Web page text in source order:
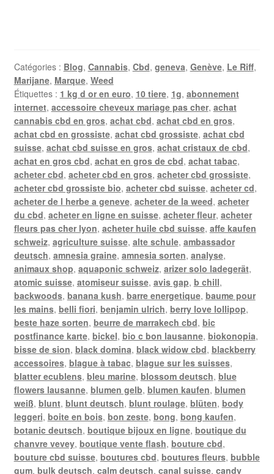
Catégories : Blog, Cannabis, Cbd, geneva, Genève, Le Riff,
Marijane, Marque, Weed
Étiquettes : 1 kg d or en euro, 10 tiere, 1g, abonnement
internet, accessoire cheveux mariage pas cher, achat
cannabis cbd en gros, achat cbd, achat cbd en gros,
achat cbd en grossiste, achat cbd grossiste, achat cbd
suisse, achat cbd suisse en gros, achat cristaux de cbd,
achat en gros cbd, achat en gros de cbd, achat tabac,
acheter cbd, acheter cbd en gros, acheter cbd grossiste,
acheter cbd grossiste bio, acheter cbd suisse, acheter cd,
acheter de l herbe a geneve, acheter de la weed, acheter
du cbd, acheter en ligne en suisse, acheter fleur, acheter
fleurs pas cher lyon, acheter huile cbd suisse, affe kaufen
schweiz, agriculture suisse, alte schule, ambassador
deutsch, amnesia graine, amnesia sorten, analyse,
animaux shop, aquaponic schweiz, arizer solo ladegerät,
atomic suisse, atomiseur suisse, avis gap, b chill,
backwoods, banana kush, barre energetique, baume pour
les mains, belli fiori, benjamin ulrich, berry love lollipop,
beste haze sorten, beurre de marrakech cbd, bic
postfinance karte, bickel, bio c bon lausanne, biokonopia,
bisse de sion, black domina, black widow cbd, blackberry
accessoires, blague à tabac, blague sur les suisses,
blatter ecublens, bleu marine, blossom deutsch, blue
flowers lausanne, blumen gelb, blumen kaufen, blumen
weiß, blunt, blunt deutsch, blunt roulage, blüten, body
leggeri, boite en bois, bon zeste, bong, bong kaufen,
botanic deutsch, boutique bijoux en ligne, boutique du
chanvre vevey, boutique vente flash, bouture cbd,
bouture cbd suisse, boutures cbd, boutures fleurs, bubble
gum, bulk deutsch, calm deutsch, canal suisse, candy